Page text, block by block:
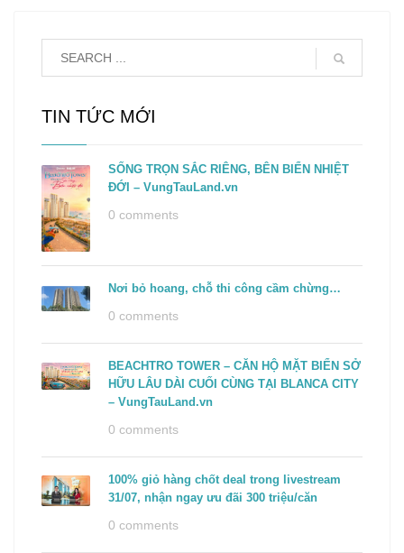
TIN TỨC MỚI
SỐNG TRỌN SẮC RIÊNG, BÊN BIỂN NHIỆT
ĐỚI – VungTauLand.vn
0 comments
Nơi bỏ hoang, chỗ thi công cầm chừng…
0 comments
BEACHTRO TOWER – CĂN HỘ MẶT BIỂN SỞ
HỮU LÂU DÀI CUỐI CÙNG TẠI BLANCA CITY
– VungTauLand.vn
0 comments
100% giỏ hàng chốt deal trong livestream
31/07, nhận ngay ưu đãi 300 triệu/căn
0 comments